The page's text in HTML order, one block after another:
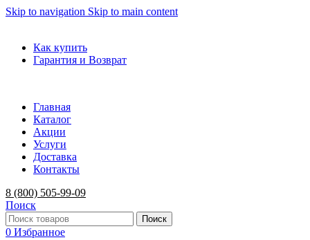
Skip to navigation Skip to main content
Как купить
Гарантия и Возврат
Главная
Каталог
Акции
Услуги
Доставка
Контакты
8 (800) 505-99-09
Поиск
Поиск
0 Избранное